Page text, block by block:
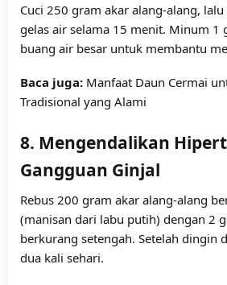
Cuci 250 gram akar alang-alang,
gelas air selama 15 menit. Minum 1
buang air besar untuk membantu
Baca juga: Manfaat Daun Cermai
Tradisional yang Alami
8. Mengendalikan
Gangguan Ginjal
Rebus 200 gram akar alang-alang
(manisan dari labu putih) dengan 2
berkurang setengah. Setelah dingin
dua kali sehari.